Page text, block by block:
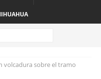
volcadura sobre el tramo